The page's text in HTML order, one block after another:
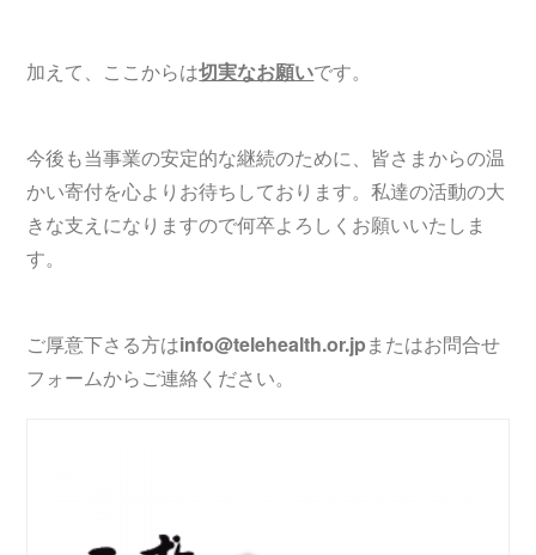
加えて、ここからは切実なお願いです。
今後も当事業の安定的な継続のために、皆さまからの温
かい寄付を心よりお待ちしております。私達の活動の大
きな支えになりますので何卒よろしくお願いいたしま
す。
ご厚意下さる方はinfo@telehealth.or.jpまたはお問合せ
フォームからご連絡ください。